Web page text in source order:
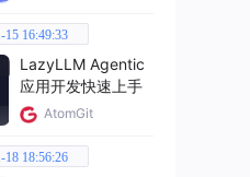
16:49:33
LazyLLM Agentic
应用开发快速上手
AtomGit
18:56:26